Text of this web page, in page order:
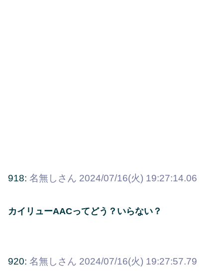
918: 名無しさん 2024/07/16(火) 19:27:14.06
カイリューAACってどう？いらない？
920: 名無しさん 2024/07/16(火) 19:27:57.79